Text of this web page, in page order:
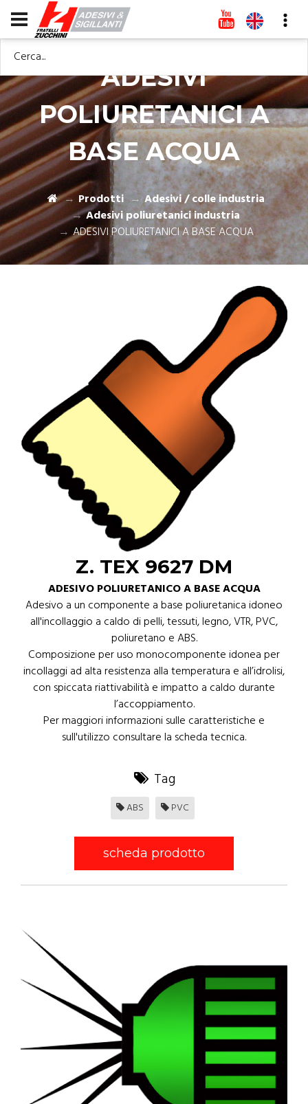
Cerca...
ADESIVI
POLIURETANICI A
BASE ACQUA
Prodotti
Adesivi / colle industria
Adesivi poliuretanici industria
ADESIVI POLIURETANICI A BASE ACQUA
Z. TEX 9627 DM
ADESIVO POLIURETANICO A BASE ACQUA
Adesivo a un componente a base poliuretanica idoneo
all'incollaggio a caldo di pelli, tessuti, legno, VTR, PVC,
poliuretano e ABS.
Composizione per uso monocomponente idonea per
incollaggi ad alta resistenza alla temperatura e all’idrolisi,
con spiccata riattivabilità e impatto a caldo durante
l’accoppiamento.
Per maggiori informazioni sulle caratteristiche e
sull'utilizzo consultare la scheda tecnica.
Tag
ABS PVC
scheda prodotto